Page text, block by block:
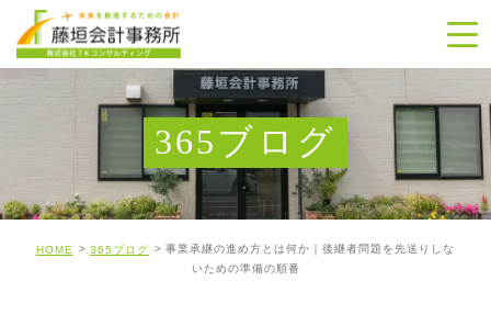
365ブログ
HOME 365ブログ
事業承継の進め方とは何か｜後継者問題を先送りしな
いための準備の順番